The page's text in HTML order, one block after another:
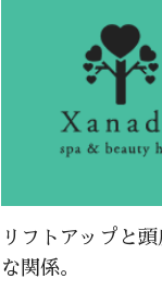
リフトアップと
な関係。